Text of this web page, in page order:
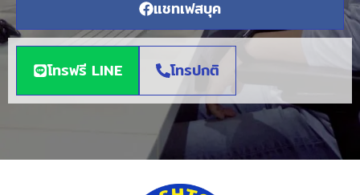
แชทเฟสบุค
โทรฟรี LINE โทรปกติ